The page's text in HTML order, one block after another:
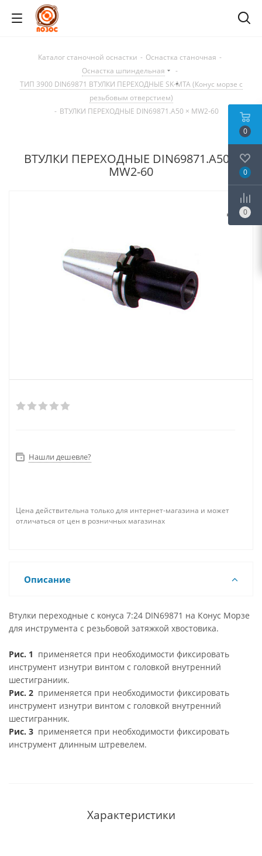
Каталог станочной оснастки - Оснастка станочная -
Оснастка шпиндельная
-
ТИП 3900 DIN69871 ВТУЛКИ ПЕРЕХОДНЫЕ SK-MTA (Конус морзе с
резьбовым отверстием)
- ВТУЛКИ ПЕРЕХОДНЫЕ DIN69871.А50 × MW2-60
ВТУЛКИ ПЕРЕХОДНЫЕ DIN69871.А50 ×
MW2-60
Нашли дешевле?
Цена действительна только для интернет-магазина и может
отличаться от цен в розничных магазинах
Описание
Втулки переходные с конуса 7:24 DIN69871 на Конус Морзе
для инструмента с резьбовой затяжкой хвостовика.
Рис. 1 применяется при необходимости фиксировать
инструмент изнутри винтом с головкой внутренний
шестиграниик.
Рис. 2 применяется при необходимости фиксировать
инструмент изнутри винтом с головкой внутренний
шестигранник.
Рис. 3 применяется при необходимости фиксировать
инструмент длинным штревелем.
Характеристики
0
0
0